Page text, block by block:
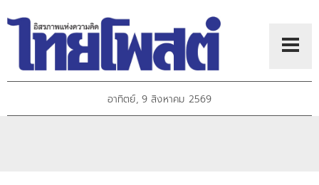
อาทิตย์, 9 สิงหาคม 2569